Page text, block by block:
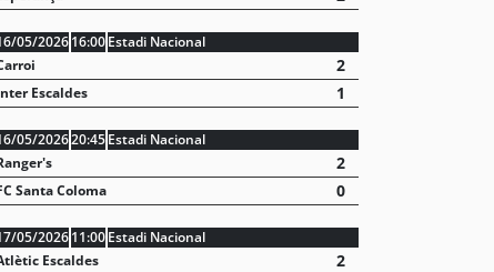
05/2026 16:00 Estadi Nacional
2
Escaldes 1
05/202620:45 Estadi Nacional
2
Santa Coloma 0
05/2026 11:00 Estadi Nacional
Escaldes
2